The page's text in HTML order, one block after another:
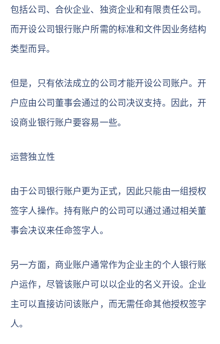
包括公司、合伙企业、独资企业和有限责任公司。
而开设公司银行账户所需的标准和文件因业务结构
类型而异。
但是，只有依法成立的公司才能开设公司账户。开
户应由公司董事会通过的公司决议支持。因此，开
设商业银行账户要容易一些。
运营独立性
由于公司银行账户更为正式，因此只能由一组授权
签字人操作。持有账户的公司可以通过通过相关董
事会决议来任命签字人。
另一方面，商业账户通常作为企业主的个人银行账
户运作，尽管该账户可以以企业的名义开设。企业
主可以直接访问该账户，而无需任命其他授权签字
人。